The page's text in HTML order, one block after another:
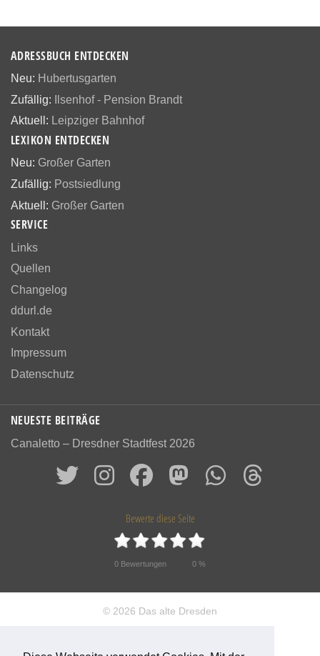
ADRESSBUCH ENTDECKEN
Neu: Hubertusgarten
Zufällig:
Ilsenhof - Pension Brandt
Aktuell: Leipziger Bahnhof
LEXIKON ENTDECKEN
Neu: Großer Garten
Zufällig: Postsiedlung
Aktuell: Großer Garten
SERVICE
Links
Quellen
Changelog
ddurl.de
Kontakt
Impressum
Datenschutz
NEUESTE BEITRÄGE
Canaletto – Dresdner Stadtfest 2026
Bewerte diese Seite
0 Bewertungen 0 %
© 2026 Das alte Dresden